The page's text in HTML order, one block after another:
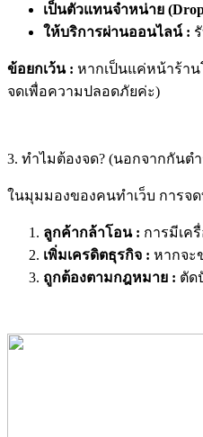
เป็นตัวแทนจำหน่าย
ให้บริการผ่านออนไลน์ :
ข้อยกเว้น : หากเป็นแค่หน้าร้า
จดเพื่อความปลอดภัยค่ะ)
3. ทำไมต้องจด? (นอกจากกันต
ในมุมมองของคนทำเว็บ การจ
ลูกค้ากล้าโอน : การมีเค
เพิ่มเครดิตธุรกิจ : หากจะ
ถูกต้องตามกฎหมาย : ตัด